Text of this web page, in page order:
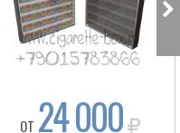
ОТ 24 000